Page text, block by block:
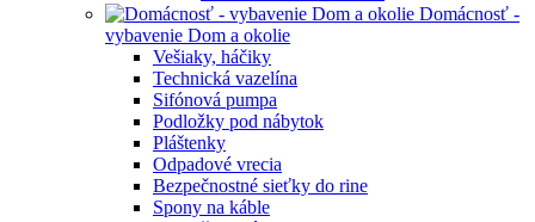
Domácnosť -
vybavenie Dom a okolie
Vešiaky, háčiky
Technická vazelína
Sifónová pumpa
Podložky pod nábytok
Pláštenky
Odpadové vrecia
Bezpečnostné sieťky do rine
Spony na káble